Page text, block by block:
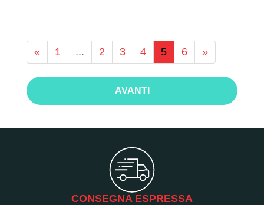
« 1 ... 2 3 4 5 6 »
AVANTI
CONSEGNA ESPRESSA